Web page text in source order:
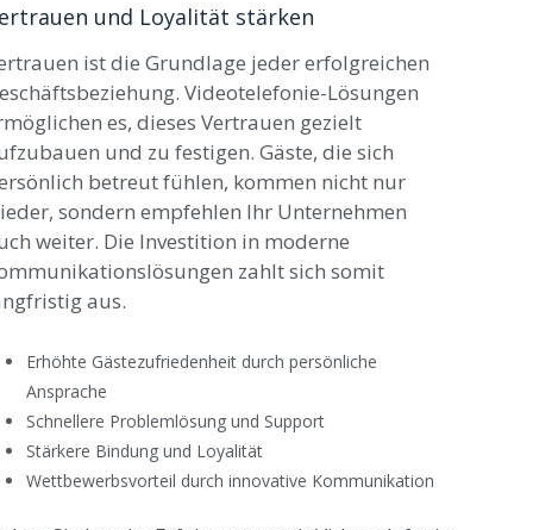
und Loyalität stärken
ist die Grundlage jeder erfolgreichen
Videotelefonie-Lösungen
es, dieses Vertrauen gezielt
und zu festigen. Gäste, die sich
betreut fühlen, kommen nicht nur
sondern empfehlen Ihr Unternehmen
weiter. Die Investition in moderne
zahlt sich somit
aus.
Erhöhte Gästezufriedenheit durch persönliche
Ansprache
Schnellere Problemlösung und Support
Stärkere Bindung und Loyalität
Wettbewerbsvorteil durch innovative Kommunikation